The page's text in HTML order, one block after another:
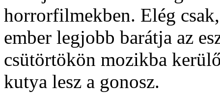
horrorfilmekben. Elég
ember legjobb barátja az
csütörtökön mozikba
kutya lesz a gonosz.